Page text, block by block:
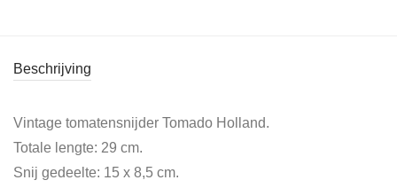
Beschrijving
Vintage tomatensnijder Tomado Holland.
Totale lengte: 29 cm.
Snij gedeelte: 15 x 8,5 cm.